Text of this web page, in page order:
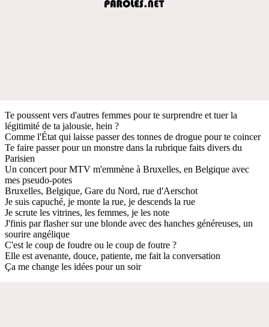
Te poussent vers d'autres femmes pour te surprendre et tuer la
légitimité de ta jalousie, hein ?
Comme l'État qui laisse passer des tonnes de drogue pour te coincer
Te faire passer pour un monstre dans la rubrique faits divers du
Parisien
Un concert pour MTV m'emmène à Bruxelles, en Belgique avec
mes pseudo-potes
Bruxelles, Belgique, Gare du Nord, rue d'Aerschot
Je suis capuché, je monte la rue, je descends la rue
Je scrute les vitrines, les femmes, je les note
J'finis par flasher sur une blonde avec des hanches généreuses, un
sourire angélique
C'est le coup de foudre ou le coup de foutre ?
Elle est avenante, douce, patiente, me fait la conversation
Ça me change les idées pour un soir